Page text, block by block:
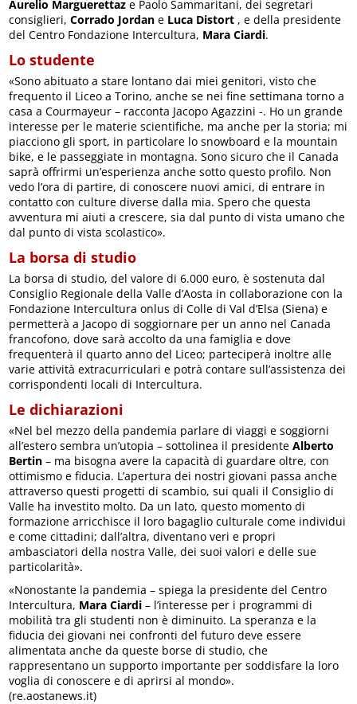
Aurelio Marguerettaz e Paolo Sammaritani, dei segretari
consiglieri,Corrado Jordan e Luca Distort , e della presidente
del Centro Fondazione Intercultura, Mara Ciardi.
Lo studente
«Sono abituato a stare lontano dai miei genitori, visto che
frequento il Liceo a Torino, anche se nei fine settimana torno a
casa a Courmayeur – racconta Jacopo Agazzini -. Ho un grande
interesse per le materie scientifiche, ma anche per la storia; mi
piacciono gli sport, in particolare lo snowboard e la mountain
bike, e le passeggiate in montagna. Sono sicuro che il Canada
saprà offrirmi un’esperienza anche sotto questo profilo. Non
vedo l’ora di partire, di conoscere nuovi amici, di entrare in
contatto con culture diverse dalla mia. Spero che questa
avventura mi aiuti a crescere, sia dal punto di vista umano che
dal punto di vista scolastico».
La borsa di studio
La borsa di studio, del valore di 6.000 euro, è sostenuta dal
Consiglio Regionale della Valle d’Aosta in collaborazione con la
Fondazione Intercultura onlus di Colle di Val d’Elsa (Siena) e
permetterà a Jacopo di soggiornare per un anno nel Canada
francofono, dove sarà accolto da una famiglia e dove
frequenterà il quarto anno del Liceo; parteciperà inoltre alle
varie attività extracurriculari e potrà contare sull’assistenza dei
corrispondenti locali di Intercultura.
Le dichiarazioni
«Nel bel mezzo della pandemia parlare di viaggi e soggiorni
all’estero sembra un’utopia – sottolinea il presidenteAlberto
Bertin – ma bisogna avere la capacità di guardare oltre, con
ottimismo e fiducia. L’apertura dei nostri giovani passa anche
attraverso questi progetti di scambio, sui quali il Consiglio di
Valle ha investito molto. Da un lato, questo momento di
formazione arricchisce il loro bagaglio culturale come individui
e come cittadini; dall’altra, diventano veri e propri
ambasciatori della nostra Valle, dei suoi valori e delle sue
particolarità».
«Nonostante la pandemia – spiega la presidente del Centro
Intercultura, Mara Ciardi – l’interesse per i programmi di
mobilità tra gli studenti non è diminuito. La speranza e la
fiducia dei giovani nei confronti del futuro deve essere
alimentata anche da queste borse di studio, che
rappresentano un supporto importante per soddisfare la loro
voglia di conoscere e di aprirsi al mondo».
(re.aostanews.it)